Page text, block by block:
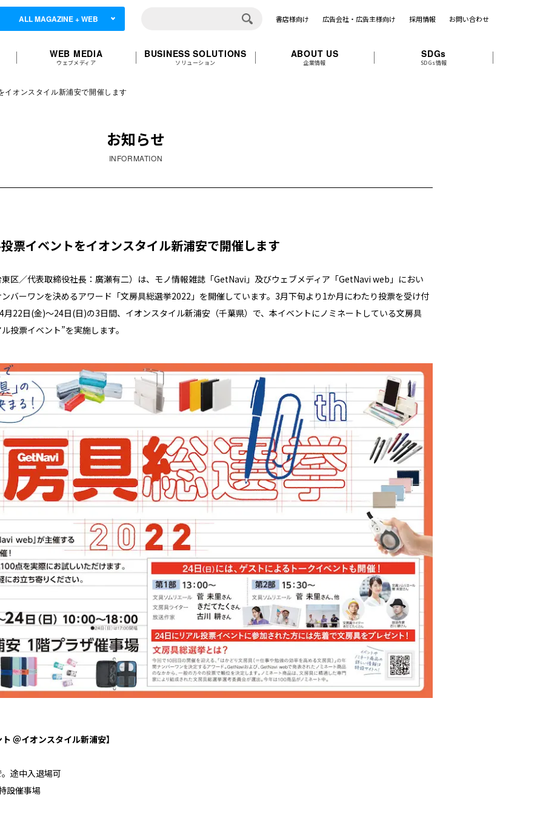
ALL MAGAZINE + WEB 書店様向け 広告会社・広告主様向け 採用情報 お問い合わせ
WEB MEDIA
ウェブメディア
BUSINESS SOLUTIONS
ソリューション
ABOUT US
企業情報
SDGs
SDGs情報
オンスタイル新浦安で開催します
お知らせ
INFORMATION
票イベントをイオンスタイル新浦安で開催します
区／代表取締役社長：廣瀬有二）は、モノ情報雑誌「GetNavi」及びウェブメディア「GetNavi web」におい
バーワンを決めるアワード「文房具総選挙2022」を開催しています。3月下旬より1か月にわたり投票を受け付
22日(金)〜24日(日)の3日間、イオンスタイル新浦安（千葉県）で、本イベントにノミネートしている文房具
投票イベント”を実施します。
＠イオンスタイル新浦安】
途中入退場可
設催事場